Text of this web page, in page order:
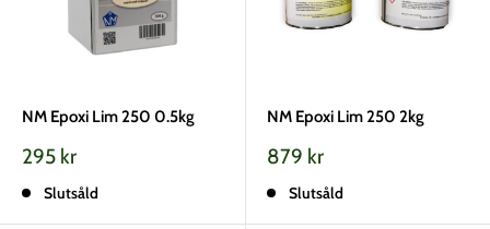
NM Epoxi Lim 250 0.5kg
Vårt
295 kr
Slutsåld
NM Epoxi Lim 250 2kg
Vårt
879 kr
Slutsåld